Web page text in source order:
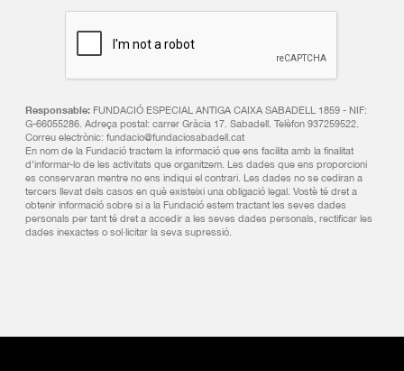
Responsable: FUNDACIÓ ESPECIAL ANTIGA CAIXA SABADELL 1859 - NIF:
G-66055286. Adreça postal: carrer Gràcia 17. Sabadell. Telèfon 937259522.
Correu electrònic: fundacio@fundaciosabadell.cat
En nom de la Fundació tractem la informació que ens facilita amb la finalitat
d’informar-lo de les activitats que organitzem. Les dades que ens proporcioni
es conservaran mentre no ens indiqui el contrari. Les dades no se cediran a
tercers llevat dels casos en què existeixi una obligació legal. Vostè té dret a
obtenir informació sobre si a la Fundació estem tractant les seves dades
personals per tant té dret a accedir a les seves dades personals, rectificar les
dades inexactes o sol·licitar la seva supressió.